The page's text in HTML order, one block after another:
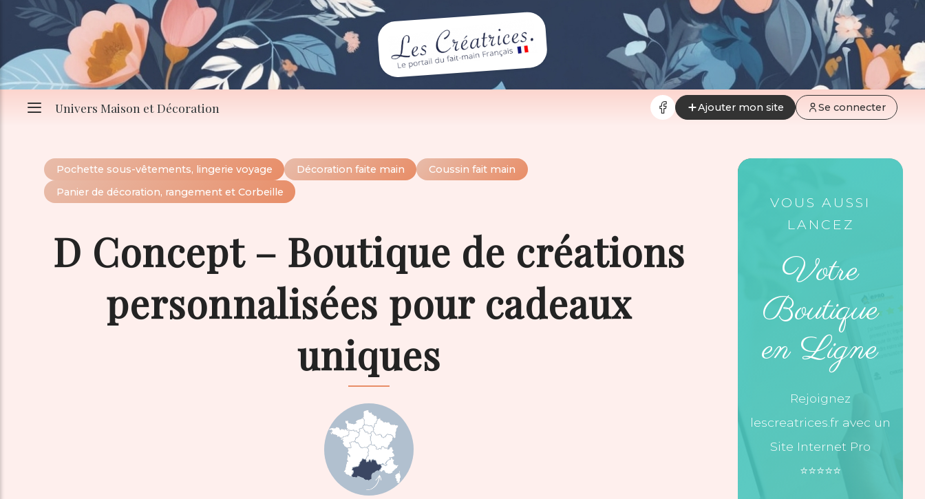
Univers Maison et Décoration Ajouter mon site Se connecter
Pochette sous-vêtements, lingerie voyage Décoration faite main
Coussin fait main
Panier de décoration, rangement et Corbeille
D Concept – Boutique de créations
personnalisées pour cadeaux
uniques
VOUS AUSSI
LANCEZ
Votre
Boutique
en Ligne
Rejoignez
lescreatrices.fr avec un
Site Internet Pro
⭐️⭐️⭐️⭐️⭐️